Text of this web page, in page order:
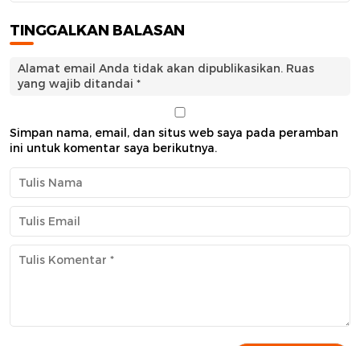
TINGGALKAN BALASAN
Alamat email Anda tidak akan dipublikasikan. Ruas
yang wajib ditandai *
Simpan nama, email, dan situs web saya pada peramban
ini untuk komentar saya berikutnya.